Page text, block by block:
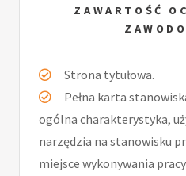
ZAWARTOŚĆ
Strona tytułowa.
Pełna karta
ogólna charakterystyka,
narzędzia na stanowisku
miejsce wykonywania